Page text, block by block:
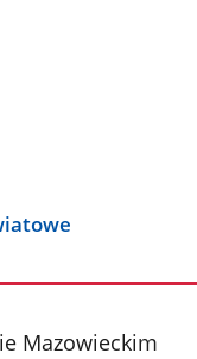
Mazowieckim